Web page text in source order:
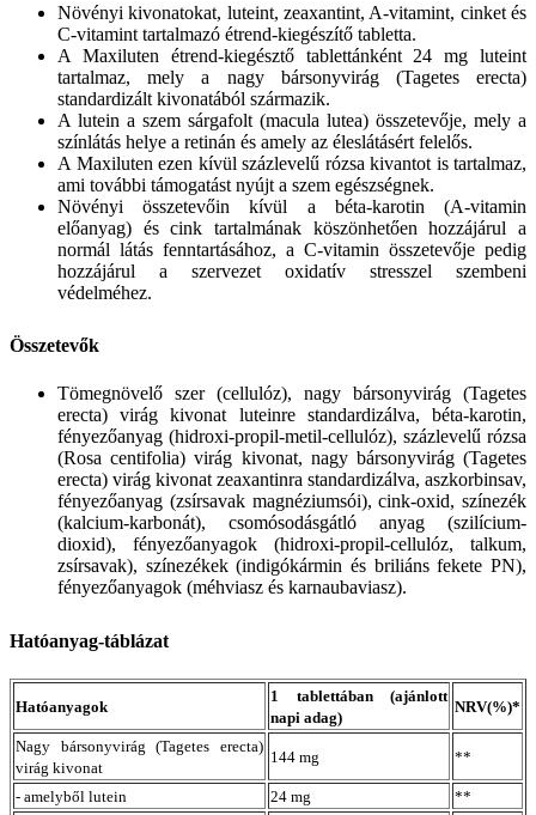
Növényi kivonatokat, luteint, zeaxantint, A-vitamint, cinket és
C-vitamint tartalmazó étrend-kiegészítő tabletta.
A Maxiluten étrend-kiegésztő tablettánként 24 mg luteint
tartalmaz, mely a nagy bársonyvirág (Tagetes erecta)
standardizált kivonatából származik.
A lutein a szem sárgafolt (macula lutea) összetevője, mely a
színlátás helye a retinán és amely az éleslátásért felelős.
A Maxiluten ezen kívül százlevelű rózsa kivantot is tartalmaz,
ami további támogatást nyújt a szem egészségnek.
Növényi összetevőin kívül a béta-karotin (A-vitamin
előanyag) és cink tartalmának köszönhetően hozzájárul a
normál látás fenntartásához, a C-vitamin összetevője pedig
hozzájárul a szervezet oxidatív stresszel szembeni
védelméhez.
Összetevők
Tömegnövelő szer (cellulóz), nagy bársonyvirág (Tagetes
erecta) virág kivonat luteinre standardizálva, béta-karotin,
fényezőanyag (hidroxi-propil-metil-cellulóz), százlevelű rózsa
(Rosa centifolia) virág kivonat, nagy bársonyvirág (Tagetes
erecta) virág kivonat zeaxantinra standardizálva, aszkorbinsav,
fényezőanyag (zsírsavak magnéziumsói), cink-oxid, színezék
(kalcium-karbonát), csomósodásgátló anyag (szilícium-
dioxid), fényezőanyagok (hidroxi-propil-cellulóz, talkum,
zsírsavak), színezékek (indigókármin és briliáns fekete PN),
fényezőanyagok (méhviasz és karnaubaviasz).
Hatóanyag-táblázat
Hatóanyagok
1 tablettában (ajánlott
napi adag)
NRV(%)*
Nagy bársonyvirág (Tagetes erecta)
virág kivonat
144 mg **
- amelyből lutein 24 mg
**